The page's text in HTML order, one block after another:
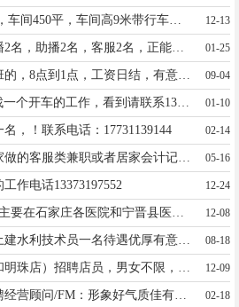
出租:一库房1000平，车间450平，车间高9米带行车，水电齐全，交通方便，地址:童泰东，有意者联系:13831976668 12-13
网店招聘，童装主播2名，助播2名，客服2名，正能量有朝气团队，要求，不需要多漂亮，积极阳光，有责任心，18-30岁，工资5000+，电话13932994579同微，地址大医院对过，龙翔瑞府！ 01-25
招聘晚上没事上夜班的，8点到1点，工资日结，有意联系18632958515 09-04
本人有c1驾照，想找一个开车的工作，看到请联系13231112117（微信同号）请说明是在宁晋123看到， 01-10
，！联系电话：17731139144 02-14
女，31，找一个在家做的客服类兼职或者居家会计记账，有会计资格证，有淘宝拼多多客服工作经验，家里有电脑，熟悉电脑操作，最好是晚班客服，可熬夜。13785971797 05-16
作电话13373197552 12-24
12-08
建筑公司招聘房屋土建水利技术员一名待遇优厚有意联系17732956699 08-18
12-09
荣耀授权体验店招聘经营顾问/FM：形象好气质佳有门店管理经验的优先专科及以上学历薪资福利：基本工资绩效工资补贴五险一金年终奖薪资:5-9K高待遇好平台签署总部合同找工作的联系17659988399 02-18